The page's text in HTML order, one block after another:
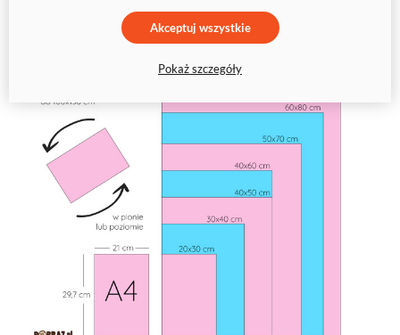
sosnowego, aby stworzyć wyjątkowe dzieło sztuki.
Akceptuj wszystkie
Pokaż szczegóły